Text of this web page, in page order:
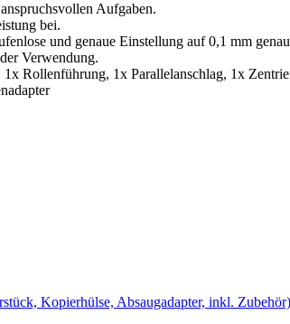
Aufgaben.
bei.
und genaue Einstellung auf 0,1 mm genau
Verwendung.
Rollenführung, 1x Parallelanschlag, 1x
Kopierhülse, Absaugadapter, inkl.